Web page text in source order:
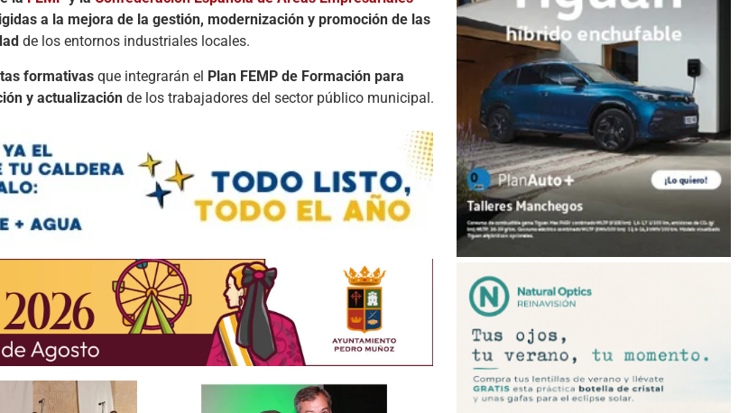
a la mejora de la gestión, modernización y promoción de las
de los entornos industriales locales.
formativas que integrarán el Plan FEMP de Formación para
y actualización de los trabajadores del sector público municipal.